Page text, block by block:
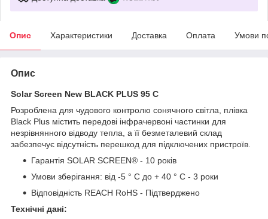
Опис Характеристики Доставка Оплата Умови
Опис
Solar Screen New BLACK PLUS 95 C
Розроблена для чудового контролю сонячного світла, плівка
Black Plus містить передові інфрачервоні частинки для
незрівнянного відводу тепла, а її безметалевий склад
забезпечує відсутність перешкод для підключених пристроїв.
Гарантія SOLAR SCREEN® - 10 років
Умови зберігання: від -5 ° C до + 40 ° C - 3 роки
Відповідність REACH RoHS - Підтверджено
Технічні дані: